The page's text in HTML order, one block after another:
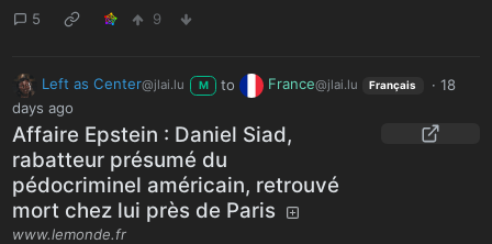
5
9
Left as Center@jlai.lu M to France@jlai.lu Français ·18
days ago
Affaire Epstein : Daniel Siad,
rabatteur présumé du
pédocriminel américain, retrouvé
mort chez lui près de Paris
www.lemonde.fr